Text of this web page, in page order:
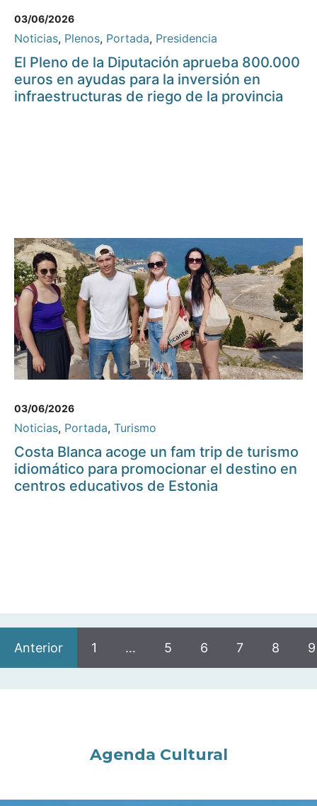
03/06/2026
Noticias, Plenos, Portada, Presidencia
El Pleno de la Diputación aprueba 800.000
euros en ayudas para la inversión en
infraestructuras de riego de la provincia
03/06/2026
Noticias, Portada, Turismo
Costa Blanca acoge un fam trip de turismo
idiomático para promocionar el destino en
centros educativos de Estonia
Anterior 1 … 5 6 7 8 9
Agenda Cultural